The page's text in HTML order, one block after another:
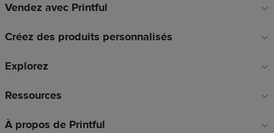
Liens
pied
page
Vendez avec Printful
Créez des produits personnalisés
Explorez
Ressources
À propos de Printful